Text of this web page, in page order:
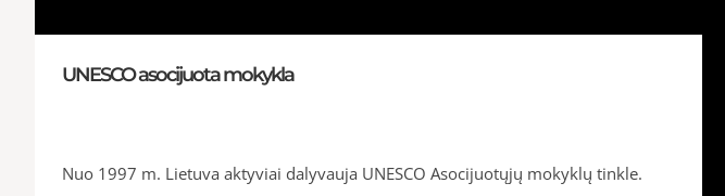
UNESCO asocijuota mokykla
Nuo 1997 m. Lietuva aktyviai dalyvauja UNESCO Asocijuotųjų mokyklų tinkle.